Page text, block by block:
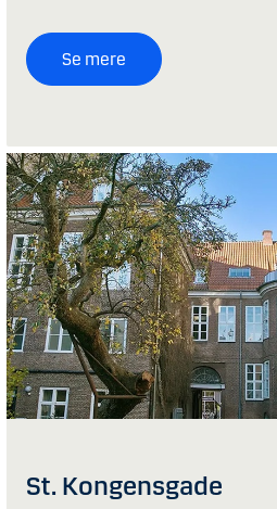
Se mere
St. Kongensgade